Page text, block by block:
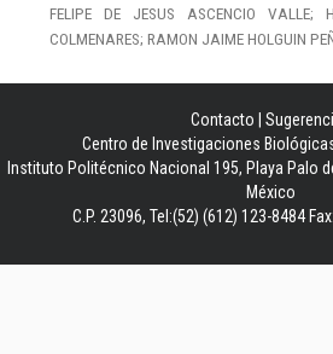
FELIPE DE JESUS ASCENCIO VALLE;
COLMENARES; RAMON JAIME HOLGUIN
Contacto
Centro de Investigaciones
Instituto Politécnico Nacional 195, Playa Palo
México
C.P. 23096, Tel:(52) (612) 123-8484